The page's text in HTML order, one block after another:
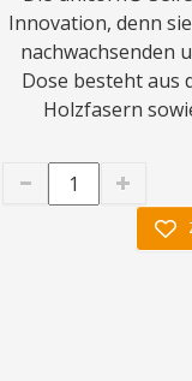
Innovation, denn
nachwachsenden
Dose besteht aus
Holzfasern